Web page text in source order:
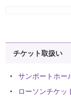
チケット取扱い
サンポートホー
ローソンチケッ